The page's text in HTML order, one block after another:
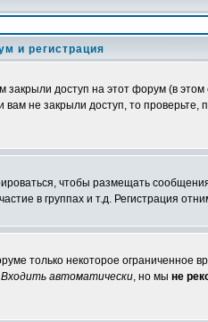
и регистрация
доступ на этот форум (в
не закрыли доступ, то
чтобы размещать
в группах и т.д. Регистрация
только некоторое ограниченное
Входить автоматически, но мы не